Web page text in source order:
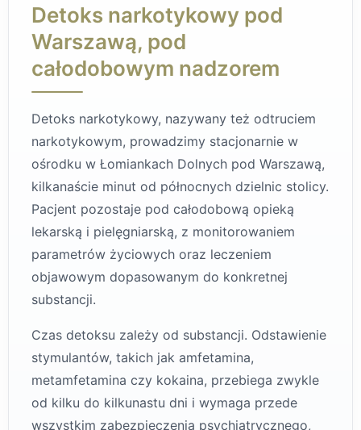
Detoks narkotykowy pod
Warszawą, pod
całodobowym nadzorem
Detoks narkotykowy, nazywany też odtruciem
narkotykowym, prowadzimy stacjonarnie w
ośrodku w Łomiankach Dolnych pod Warszawą,
kilkanaście minut od północnych dzielnic stolicy.
Pacjent pozostaje pod całodobową opieką
lekarską i pielęgniarską, z monitorowaniem
parametrów życiowych oraz leczeniem
objawowym dopasowanym do konkretnej
substancji.
Czas detoksu zależy od substancji. Odstawienie
stymulantów, takich jak amfetamina,
metamfetamina czy kokaina, przebiega zwykle
od kilku do kilkunastu dni i wymaga przede
wszystkim zabezpieczenia psychiatrycznego,